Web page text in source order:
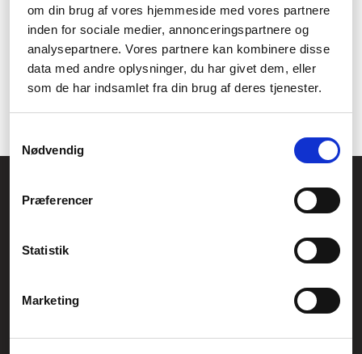
om din brug af vores hjemmeside med vores partnere
inden for sociale medier, annonceringspartnere og
analysepartnere. Vores partnere kan kombinere disse
data med andre oplysninger, du har givet dem, eller
som de har indsamlet fra din brug af deres tjenester.
Nødvendig
Præferencer
Statistik
Marketing
Det er ikke kun en bladholder, som du kan finde i vores
webshop. Du kan med fordel udforske vores udvalg af andet
hos os, hvor du også finder møbler og
dekorationsmuligheder. Skal du have en ny bogreol, hylder eller
noget til at sætte dine hylder op med? Så finder du det hos os.
Find alt til hjemmet og stuen hos Føniks – din nye foretrukne
CVR.: 26208637
Generelle henvendelser:
Service- og reklamationsafdelingen: